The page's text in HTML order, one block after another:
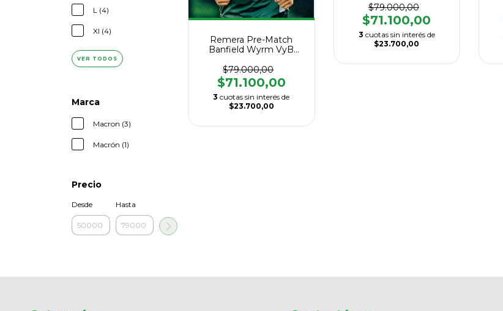
L (4)
Xl (4)
VER TODOS
Marca
Macron (3)
Macrón (1)
Precio
Desde Hasta
Remera Pre-Match
Banfield Wyrm VyB
$79.000,00
$71.100,00
3 cuotas sin interés de
$23.700,00
$79.000,00
$71.100,00
3 cuotas sin interés de
$23.700,00